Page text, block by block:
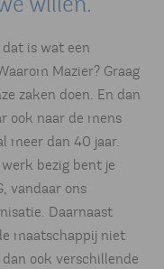
is wat een
Mazier? Graag
zaken doen. En dan
ook naar de mens
meer dan 40 jaar.
bezig bent je
vandaar ons
Daarnaast
maatschappij niet
ook verschillende